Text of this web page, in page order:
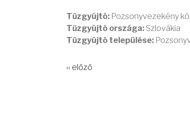
Tűzgyújtó: Pozsonyvezekény
Tűzgyújtó országa: Szlovákia
Tűzgyújtó települése:
‹‹ előző